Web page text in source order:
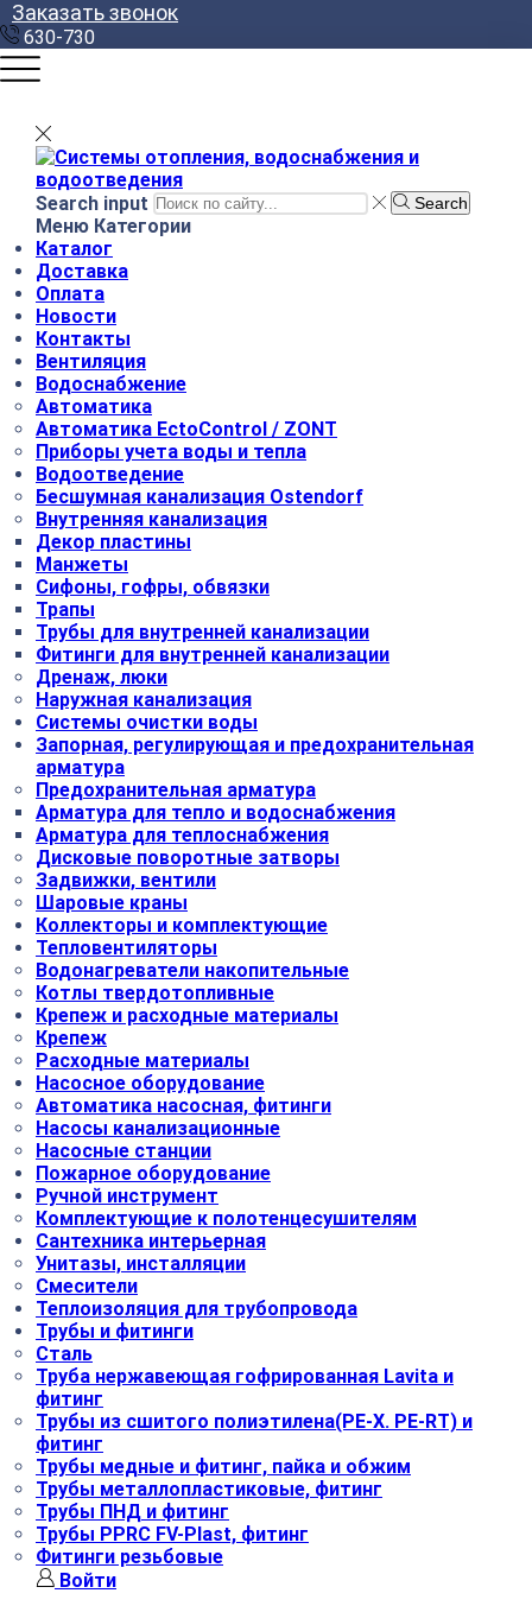
Заказать звонок
630-730
Search input Search
Меню Категории
Каталог
Доставка
Оплата
Новости
Контакты
Вентиляция
Водоснабжение
Автоматика
Автоматика EctoControl / ZONT
Приборы учета воды и тепла
Водоотведение
Бесшумная канализация Ostendorf
Внутренняя канализация
Декор пластины
Манжеты
Сифоны, гофры, обвязки
Трапы
Трубы для внутренней канализации
Фитинги для внутренней канализации
Дренаж, люки
Наружная канализация
Системы очистки воды
Запорная, регулирующая и предохранительная
арматура
Предохранительная арматура
Арматура для тепло и водоснабжения
Арматура для теплоснабжения
Дисковые поворотные затворы
Задвижки, вентили
Шаровые краны
Коллекторы и комплектующие
Тепловентиляторы
Водонагреватели накопительные
Котлы твердотопливные
Крепеж и расходные материалы
Крепеж
Расходные материалы
Насосное оборудование
Автоматика насосная, фитинги
Насосы канализационные
Насосные станции
Пожарное оборудование
Ручной инструмент
Комплектующие к полотенцесушителям
Сантехника интерьерная
Унитазы, инсталляции
Смесители
Теплоизоляция для трубопровода
Трубы и фитинги
Сталь
Труба нержавеющая гофрированная Lavita и
фитинг
Трубы из сшитого полиэтилена(РЕ-Х. PE-RT) и
фитинг
Трубы медные и фитинг, пайка и обжим
Трубы металлопластиковые, фитинг
Трубы ПНД и фитинг
Трубы РРRC FV-Plast, фитинг
Фитинги резьбовые
Войти